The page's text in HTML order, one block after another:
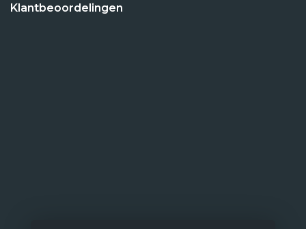
Klantbeoordelingen